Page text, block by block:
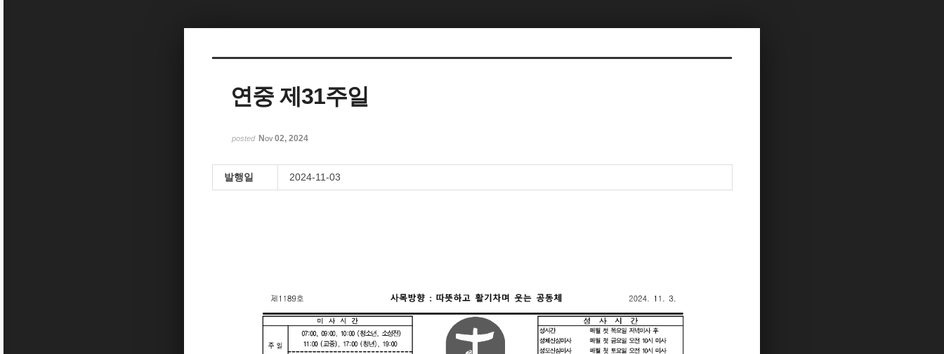
연중 제31주일
posted Nov 02, 2024
발행일 2024-11-03
Sketchbook5, 스케치북5
Sketchbook5, 스케치북5